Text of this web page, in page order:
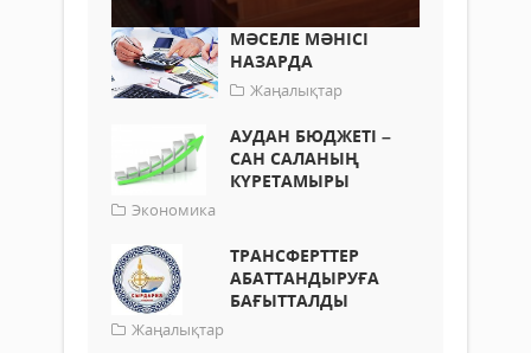
МӘСЕЛЕ МӘНІСІ
НАЗАРДА
Жаңалықтар
АУДАН БЮДЖЕТІ –
САН САЛАНЫҢ
КҮРЕТАМЫРЫ
Экономика
ТРАНСФЕРТТЕР
АБАТТАНДЫРУҒА
БАҒЫТТАЛДЫ
Жаңалықтар